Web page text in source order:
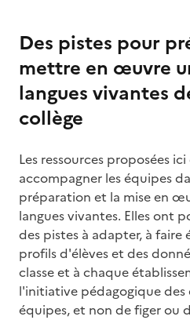
Des pistes pour
mettre en œuvre
langues vivantes
collège
Les ressources proposées
accompagner les équipes
préparation et la mise en
langues vivantes. Elles ont
des pistes à adapter, à
profils d'élèves et des
classe et à chaque
l'initiative pédagogique des
équipes, et non de figer ou